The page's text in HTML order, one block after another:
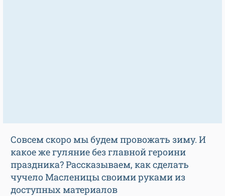
Совсем скоро мы будем провожать зиму. И
какое же гуляние без главной героини
праздника? Рассказываем, как сделать
чучело Масленицы своими руками из
доступных материалов